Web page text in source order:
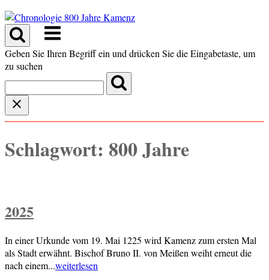
Skip
to
content
Menu
Geben Sie Ihren Begriff ein und drücken Sie die Eingabetaste, um
zu suchen
Schlagwort: 800 Jahre
2025
In einer Urkunde vom 19. Mai 1225 wird Kamenz zum ersten Mal
als Stadt erwähnt. Bischof Bruno II. von Meißen weiht erneut die
nach einem...weiterlesen